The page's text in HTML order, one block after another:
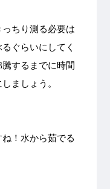
っちり測る必要は
ぐらいにしてく
するまでに時間
ましょう。
！水から茹でる